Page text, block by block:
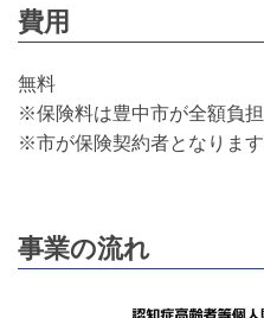
費用
無料
※保険料は豊中市が全額負担
※市が保険契約者となります
事業の流れ